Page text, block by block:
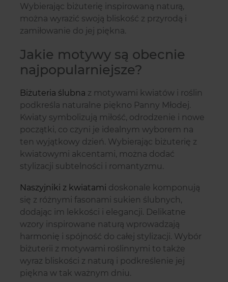
Wybierając biżuterię inspirowaną naturą,
można wyrazić swoją bliskość z przyrodą i
zamiłowanie do jej piękna.
Jakie motywy są obecnie
najpopularniejsze?
Biżuteria ślubna z motywami kwiatów i roślin
podkreśla naturalne piękno Panny Młodej.
Kwiaty symbolizują miłość, odrodzenie i nowe
początki, co czyni je idealnym wyborem na
ten wyjątkowy dzień. Wybierając biżuterię z
kwiatowymi akcentami, można dodać
stylizacji subtelności i romantyzmu.
Naszyjniki z kwiatami doskonale komponują
się z różnymi fasonami sukien ślubnych,
dodając im lekkości i elegancji. Delikatne
wzory inspirowane naturą wprowadzają
harmonię i spójność do całej stylizacji. Wybór
biżuterii z motywami roślinnymi to także
wyraz bliskości z naturą i podkreślenie jej
piękna w tak ważnym dniu.